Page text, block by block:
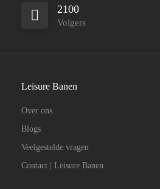
2100
Volgers
Leisure Banen
Over ons
Blogs
Veelgestelde vragen
Contact | Leisure Banen